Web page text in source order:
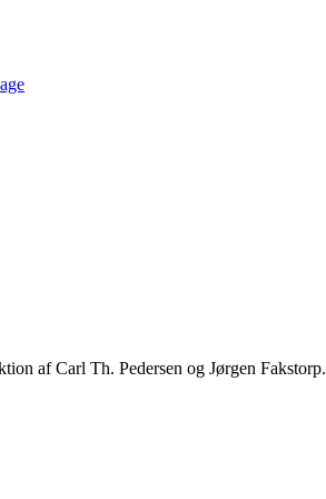
af Carl Th. Pedersen og Jørgen Fakstorp.